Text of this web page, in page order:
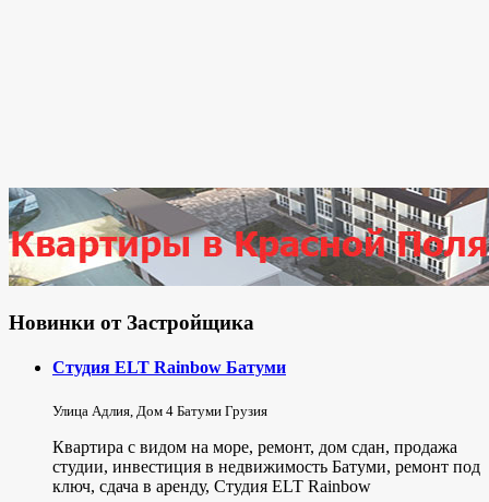
Новинки от Застройщика
Студия ELT Rainbow Батуми
Улица Адлия, Дом 4 Батуми Грузия
Квартира с видом на море, ремонт, дом сдан, продажа
студии, инвестиция в недвижимость Батуми, ремонт под
ключ, сдача в аренду, Студия ELT Rainbow